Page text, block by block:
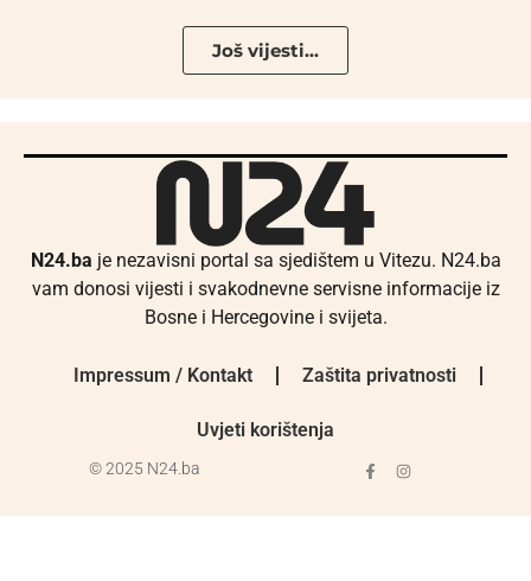
Još vijesti...
N24.ba je nezavisni portal sa sjedištem u Vitezu. N24.ba
vam donosi vijesti i svakodnevne servisne informacije iz
Bosne i Hercegovine i svijeta.
Impressum / Kontakt Zaštita privatnosti
Uvjeti korištenja
© 2025 N24.ba